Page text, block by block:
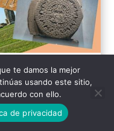
antiguas
te damos la mejor
usando este sitio,
con ello.
de privacidad